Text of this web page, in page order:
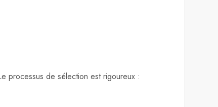
processus de sélection est rigoureux :